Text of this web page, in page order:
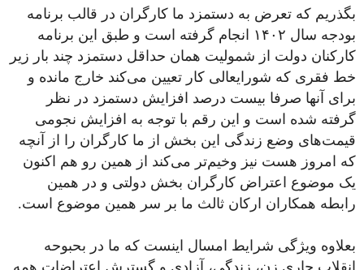
بگذریم که تعرض به دستمزد ما کارگران در قالب برنامه
بودجه سال ۱۴۰۲ انجام گرفته است و طبق این برنامه
کارکنان دولت از شمولیت همان حداقل دستمزد چند بار زیر
خط فقری که شورایعالی کار تعیین می‌کند خارج مانده و
برای آنها صرفا بیست درصد افزایش دستمزد در نظر
گرفته شده است و این رقم با توجه به افزایش نجومی
قیمت‌های وضع زندگی این بخش از ما کارگران را از آنچه
که امروز هست نیز وخیم‌تر می‌کند از همین رو هم اکنون
یک موضوع اعتراض کارگران بخش دولتی و در همین
رابطه همکاران ارکان ثالث ما بر سر همین موضوع است.
بعلاوه ویژگی شرایط امسال اینست که ما در بحبوحه
انقلاب جاری زن، زندگی، آزادی و گسترش اعتراضات همه